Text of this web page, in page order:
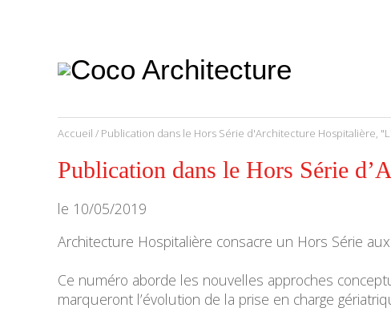
urbanisme,
etc.
Accueil / Publication dans le Hors Série d'Architecture Hospitalière,
Publication dans le Hors Série
le 10/05/2019
Architecture Hospitalière consacre un Hors Série
Ce numéro aborde les nouvelles approches
marqueront l’évolution de la prise en charge